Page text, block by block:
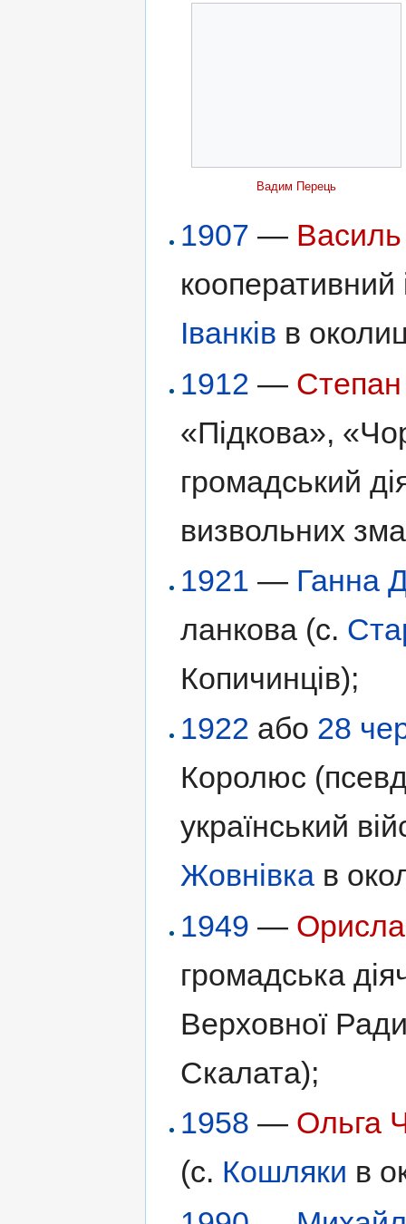
Вадим Перець
1907 —
кооперативний
Іванків в
1912 —
«Підкова»,
громадський
визвольних
1921 — Ганна
ланкова (с.
Копичинців);
1922 або 28
Королюс
український
Жовнівка в
1949 —
громадська
Верховної
Скалата);
1958 — Ольга
(с. Кошляки в